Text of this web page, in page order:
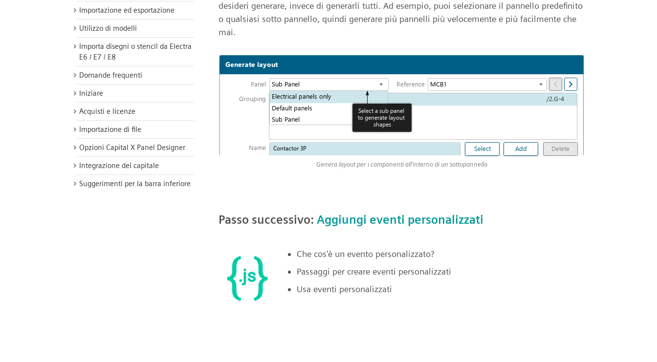
Importazione ed esportazione
Utilizzo di modelli
Importa disegni o stencil da Electra
E6 / E7 / E8
Domande frequenti
Iniziare
Acquisti e licenze
Importazione di file
Opzioni Capital X Panel Designer
Integrazione del capitale
Suggerimenti per la barra inferiore
desideri generare, invece di generarli tutti. Ad esempio, puoi selezionare il pannello predefinito
o qualsiasi sotto pannello, quindi generare più pannelli più velocemente e più facilmente che
mai.
Genera layout per i componenti all'interno di un sottopannello
Passo successivo: Aggiungi eventi personalizzati
Che cos'è un evento personalizzato?
Passaggi per creare eventi personalizzati
Usa eventi personalizzati